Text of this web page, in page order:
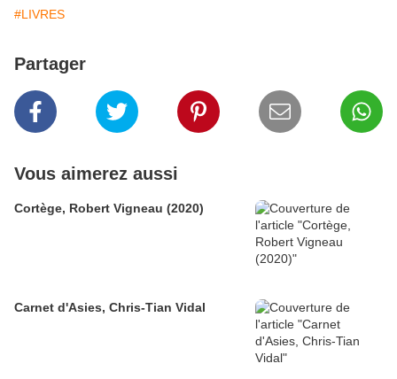
#LIVRES
Partager
Vous aimerez aussi
Cortège, Robert Vigneau (2020)
Carnet d'Asies, Chris-Tian Vidal